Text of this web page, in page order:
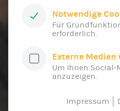
Notwendige
Für
erforderlich.
Externe Medien
Um Ihnen
anzuzeigen.
Impressum